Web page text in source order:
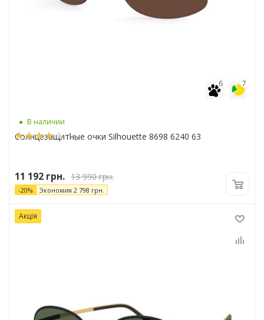
7
6
В наличии
1
Солнцезащитные очки Silhouette 8698 6240 63
11 192 грн. 13 990грн.
-20% Экономия 2 798 грн.
Акція